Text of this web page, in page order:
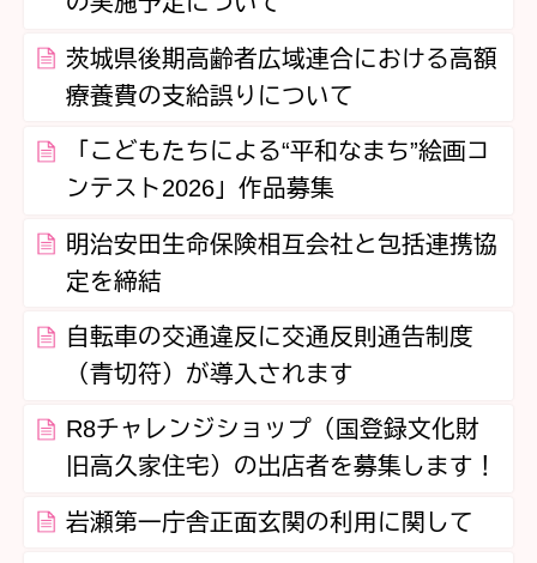
茨城県後期高齢者広域連合における高額
療養費の支給誤りについて
「こどもたちによる“平和なまち”絵画コ
ンテスト2026」作品募集
明治安田生命保険相互会社と包括連携協
定を締結
自転車の交通違反に交通反則通告制度
（青切符）が導入されます
R8チャレンジショップ（国登録文化財
旧高久家住宅）の出店者を募集します！
岩瀬第一庁舎正面玄関の利用に関して